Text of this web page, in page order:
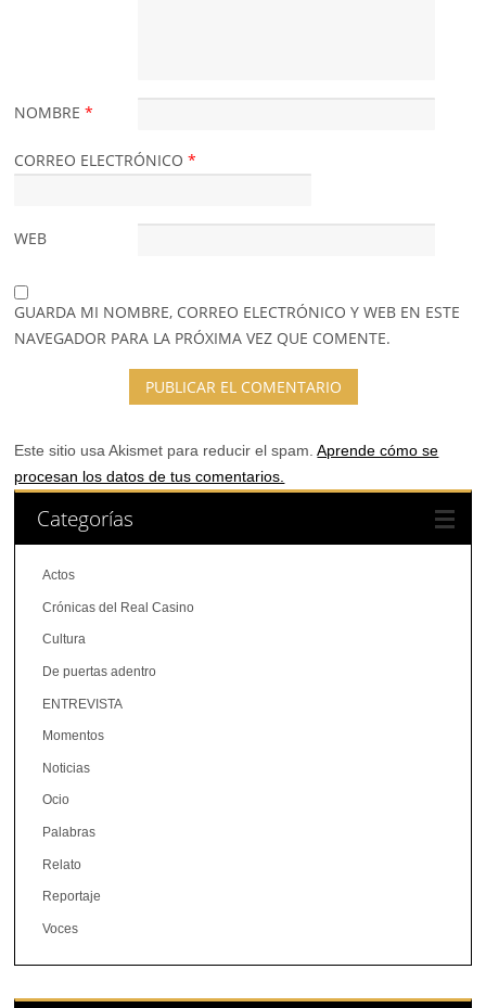
NOMBRE*
CORREO ELECTRÓNICO*
WEB
GUARDA MI NOMBRE, CORREO ELECTRÓNICO Y WEB EN ESTE
NAVEGADOR PARA LA PRÓXIMA VEZ QUE COMENTE.
Este sitio usa Akismet para reducir el spam.Aprende cómo se
procesan los datos de tus comentarios.
Categorías
Actos
Crónicas del Real Casino
Cultura
De puertas adentro
ENTREVISTA
Momentos
Noticias
Ocio
Palabras
Relato
Reportaje
Voces